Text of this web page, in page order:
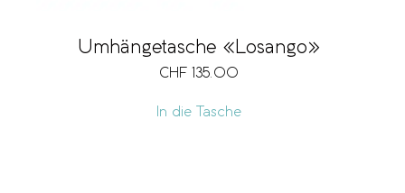
Umhängetasche «Losango»
CHF 135.00
In die Tasche